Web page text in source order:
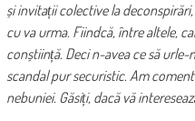
și invitații colective la
cu va urma. Fiindcă, între altele,
conștiință. Deci n-avea ce să
scandal pur securistic. Am
nebuniei. Găsiți, dacă vă